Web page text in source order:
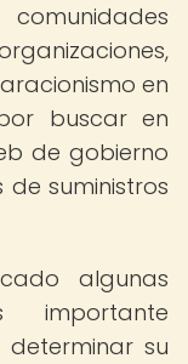
en
buscar en
de gobierno
suministros
algunas
importante
su